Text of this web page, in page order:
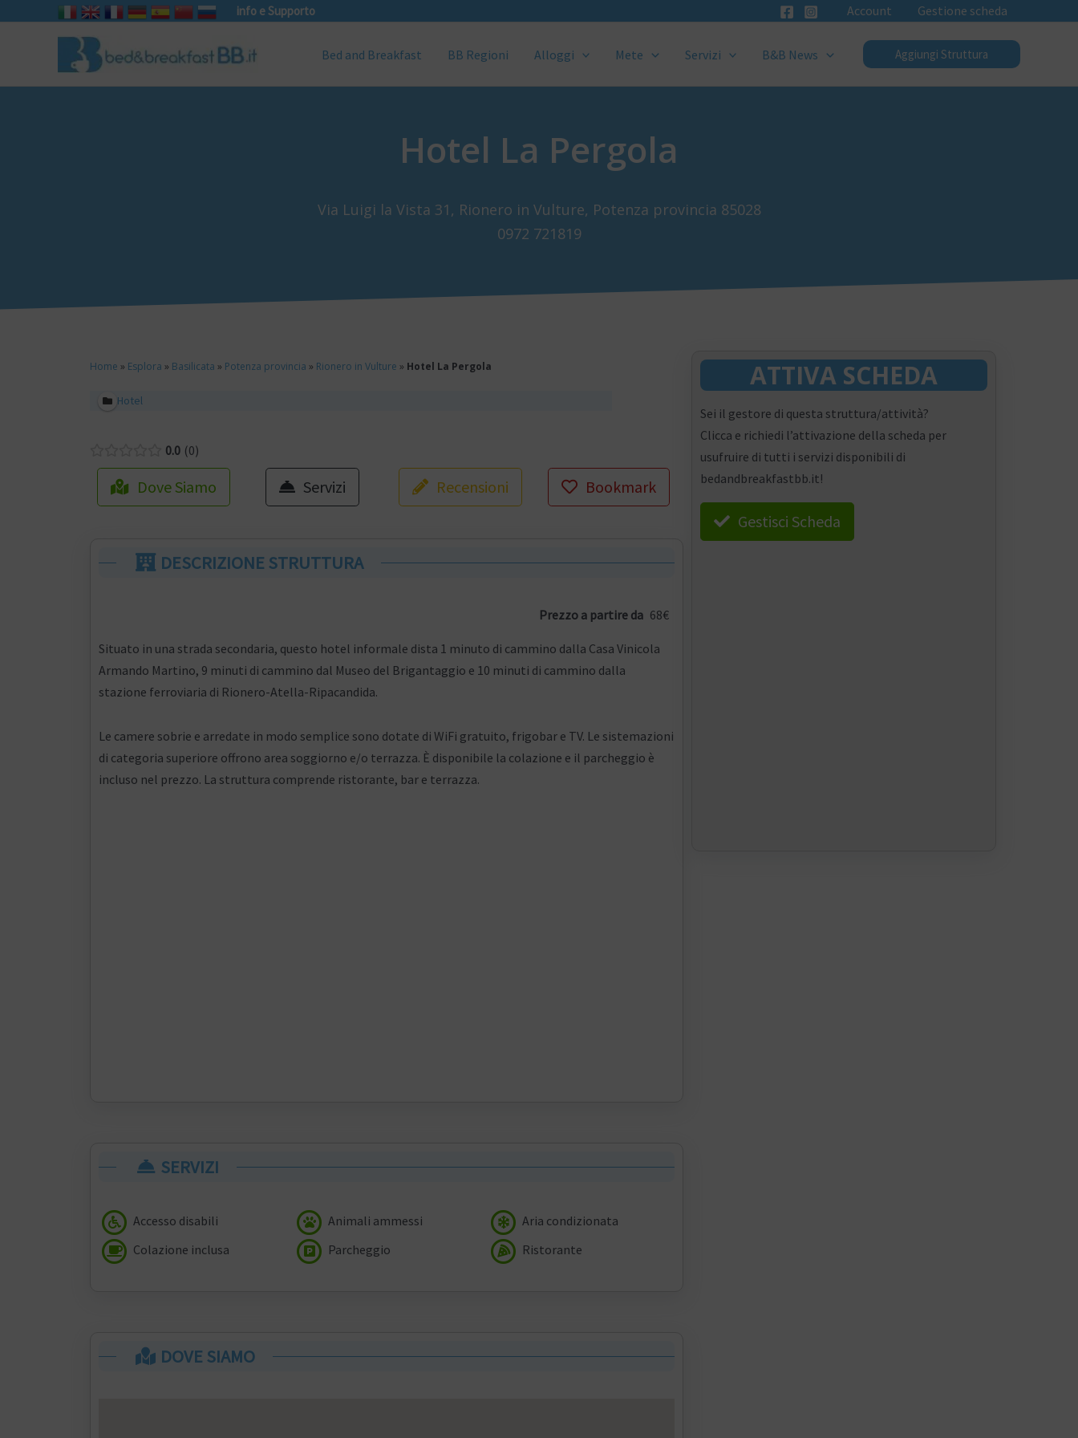
info e Supporto Account Gestione scheda
Bed and Breakfast BB Regioni Alloggi Mete Servizi B&B News Aggiungi Struttura
Hotel La Pergola
Via Luigi la Vista 31, Rionero in Vulture, Potenza provincia 85028
0972 721819
Home » Esplora » Basilicata » Potenza provincia » Rionero in Vulture » Hotel La Pergola
Hotel
0.0 0
Dove Siamo Servizi Recensioni Bookmark
DESCRIZIONE STRUTTURA
Prezzo a partire da 68€
Situato in una strada secondaria, questo hotel informale dista 1 minuto di cammino dalla Casa Vinicola
Armando Martino, 9 minuti di cammino dal Museo del Brigantaggio e 10 minuti di cammino dalla
stazione ferroviaria di Rionero-Atella-Ripacandida.
Le camere sobrie e arredate in modo semplice sono dotate di WiFi gratuito, frigobar e TV. Le sistemazioni
di categoria superiore offrono area soggiorno e/o terrazza. È disponibile la colazione e il parcheggio è
incluso nel prezzo. La struttura comprende ristorante, bar e terrazza.
SERVIZI
Accesso disabili Animali ammessi
Aria condizionata
Colazione inclusa
Parcheggio Ristorante
DOVE SIAMO
ATTIVA SCHEDA
Sei il gestore di questa struttura/attività?
Clicca e richiedi l’attivazione della scheda per
usufruire di tutti i servizi disponibili di
bedandbreakfastbb.it!
Gestisci Scheda